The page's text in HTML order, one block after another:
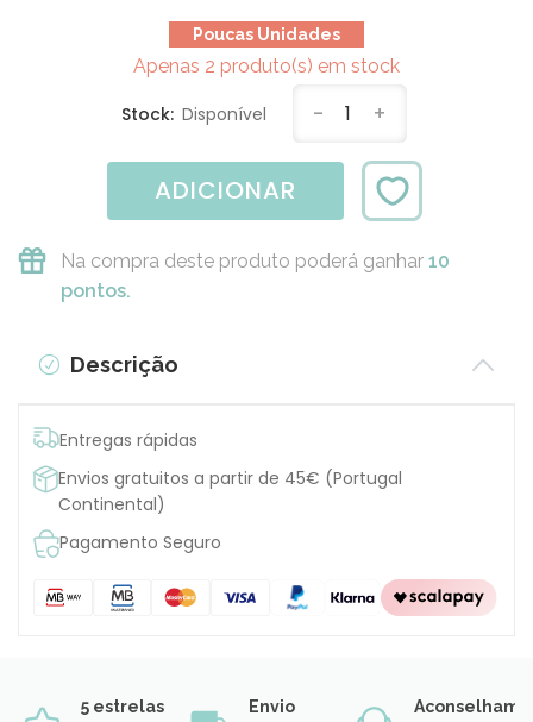
Poucas Unidades
Apenas 2 produto(s) em stock
Stock: Disponível - 1 +
ADICIONAR
Na compra deste produto poderá ganhar 10
pontos.
Descrição
Entregas rápidas
Envios gratuitos a partir de 45€ (Portugal
Continental)
Pagamento Seguro
5 estrelas
Envio